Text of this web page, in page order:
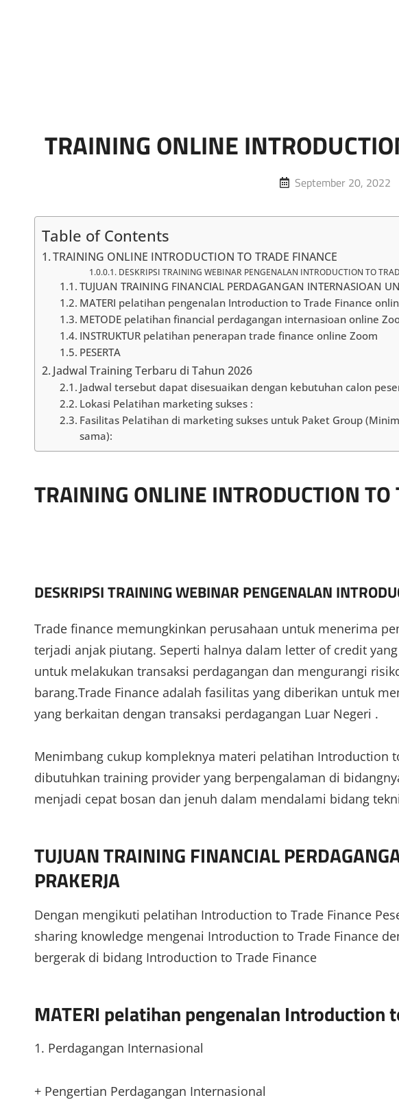
TRAINING ONLINE
Posted
September 20, 2022
Table of Contents
TRAINING ONLINE INTRODUCTION TO TRADE FINANCE
DESKRIPSI TRAINING WEBINAR PENGENALAN INTRODUCTION TO
TUJUAN TRAINING FINANCIAL PERDAGANGAN INTERNASIOAN
MATERI pelatihan pengenalan Introduction to Trade Finance
METODE pelatihan financial perdagangan internasioan online
INSTRUKTUR pelatihan penerapan trade finance online Zoom
PESERTA
Jadwal Training Terbaru di Tahun 2026
Jadwal tersebut dapat disesuaikan dengan kebutuhan calon
Lokasi Pelatihan marketing sukses :
Fasilitas Pelatihan di marketing sukses untuk Paket Group
sama):
TRAINING ONLINE INTRODUCTION TO
DESKRIPSI TRAINING WEBINAR PENGENALAN
Trade finance memungkinkan perusahaan untuk menerima
terjadi anjak piutang. Seperti halnya dalam letter of credit
untuk melakukan transaksi perdagangan dan mengurangi
barang.Trade Finance adalah fasilitas yang diberikan untuk
yang berkaitan dengan transaksi perdagangan Luar Negeri .
Menimbang cukup kompleknya materi pelatihan Introduction
dibutuhkan training provider yang berpengalaman di
menjadi cepat bosan dan jenuh dalam mendalami bidang
TUJUAN TRAINING FINANCIAL
PRAKERJA
Dengan mengikuti pelatihan Introduction to Trade Finance
sharing knowledge mengenai Introduction to Trade Finance
bergerak di bidang Introduction to Trade Finance
MATERI pelatihan pengenalan Introduction
1. Perdagangan Internasional
+ Pengertian Perdagangan Internasional